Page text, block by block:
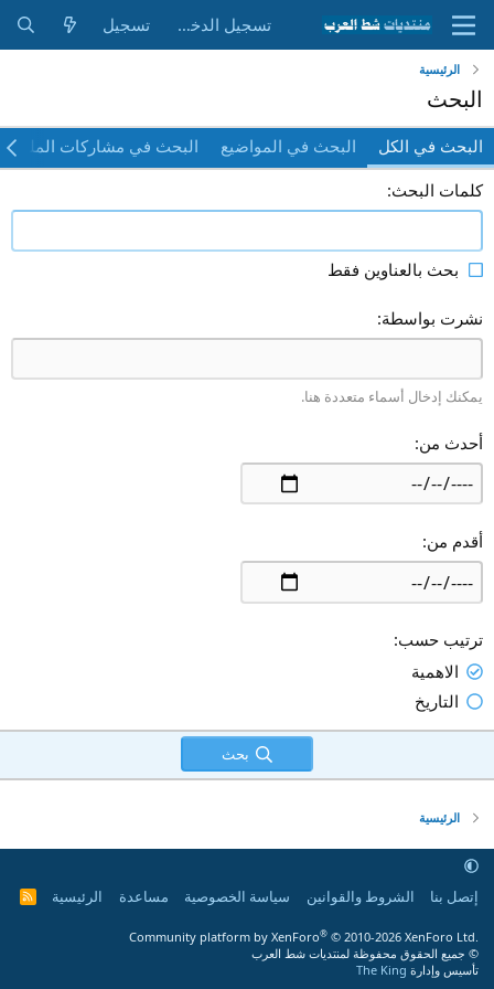
تسجيل الدخول تسجيل
الرئيسية
البحث
البحث في الكل البحث في المواضيع
البحث في مشاركات
كلمات البحث
بحث بالعناوين فقط
نشرت بواسطة
يمكنك إدخال أسماء متعددة هنا.
أحدث من
أقدم من
ترتيب حسب
الاهمية
التاريخ
بحث
الرئيسية
إتصل بنا الشروط والقوانين سياسة الخصوصية مساعدة الرئيسية
R
Community platform by XenForo® © 2010-2026 XenForo Ltd.
© جميع الحقوق محفوظة لمنتديات شط العرب
تأسيس وإدارة The King